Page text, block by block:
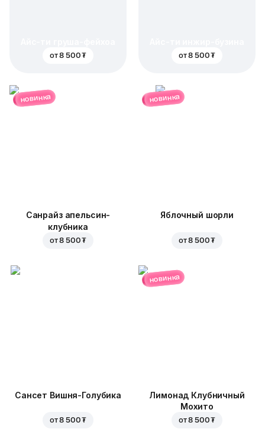
от8 500 ₮ от8 500 ₮
новинка
Санрайз апельсин-
клубника
от8 500 ₮
новинка
Яблочный шорли
от8 500 ₮
Сансет Вишня-Голубика
от8 500 ₮
новинка
Лимонад Клубничный
Мохито
от8 500 ₮